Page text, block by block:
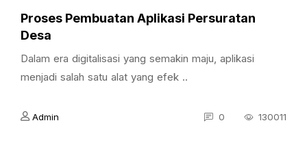
Proses Pembuatan Aplikasi Persuratan
Desa
Dalam era digitalisasi yang semakin maju, aplikasi
menjadi salah satu alat yang efek ..
Admin 0 130011